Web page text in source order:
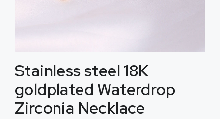
Stainless steel 18K
goldplated Waterdrop
Zirconia Necklace